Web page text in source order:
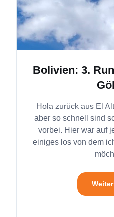
Bolivien: 3.
Hola zurück aus El
aber so schnell sind
vorbei. Hier war auf
einiges los von dem